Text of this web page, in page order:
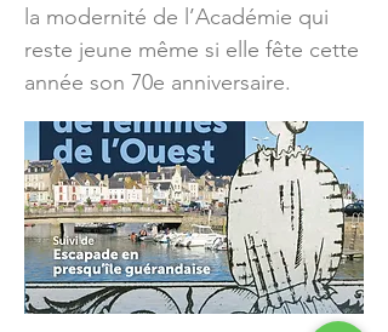
la modernité de l’Académie qui
reste jeune même si elle fête cette
année son 70e anniversaire.